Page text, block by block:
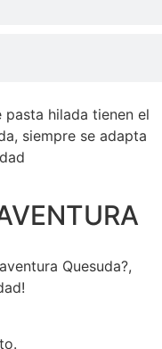
pasta hilada tienen el
siempre se adapta
Quesuda?,